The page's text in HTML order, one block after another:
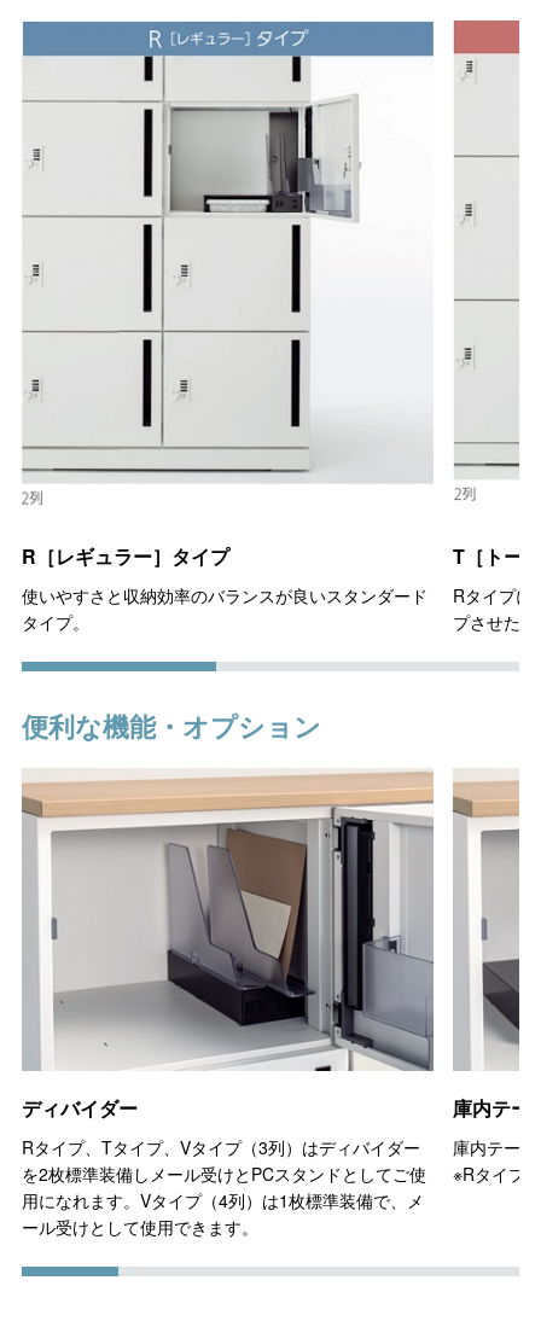
R［レギュラー］タイプ
使いやすさと収納効率のバランスが良いスタンダード
タイプ。
T［トー
Rタイプに
プさせた
便利な機能・オプション
ディバイダー
Rタイプ、Tタイプ、Vタイプ（3列）はディバイダー
を2枚標準装備しメール受けとPCスタンドとしてご使
用になれます。Vタイプ（4列）は1枚標準装備で、メ
ール受けとして使用できます。
庫内テー
庫内テー
※Rタイプ